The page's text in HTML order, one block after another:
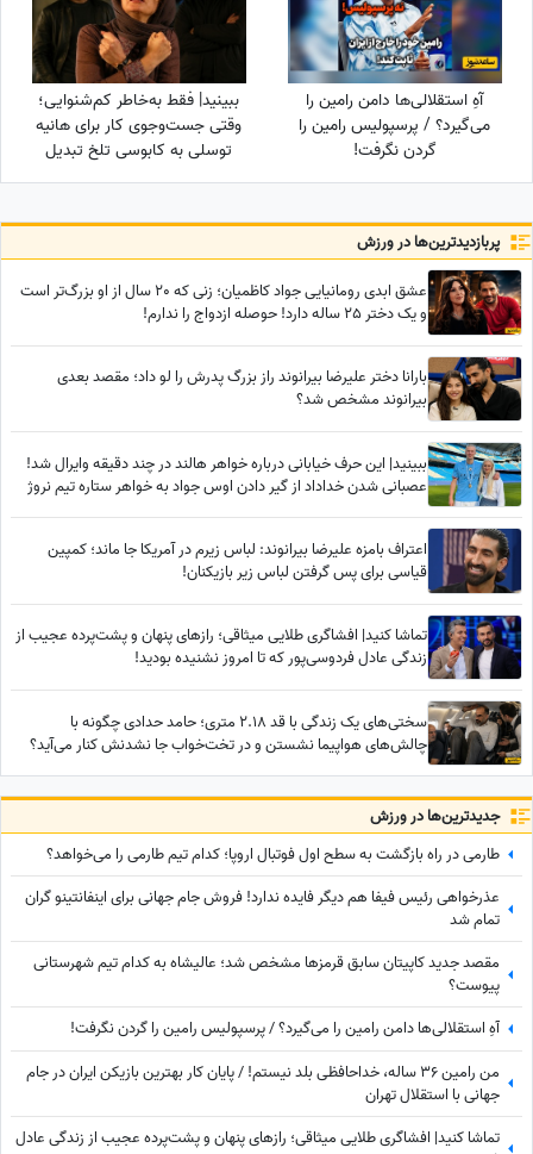
آهِ استقلالی‌ها دامن رامین را
می‌گیرد؟ / پرسپولیس رامین را
گردن نگرفت!
ببینید| فقط به‌خاطر کم‌شنوایی؛
وقتی جست‌وجوی کار برای هانیه
توسلی به کابوسی تلخ تبدیل
می‌شود
پربازدید‌ترین‌ها در ورزش
عشق ابدی رومانیایی جواد کاظمیان؛ زنی که 20 سال از او بزرگ‌تر است
و یک دختر 25 ساله دارد! حوصله ازدواج را ندارم!
بارانا دختر علیرضا بیرانوند راز بزرگ پدرش را لو داد؛ مقصد بعدی
بیرانوند مشخص شد؟
ببینید| این حرف خیابانی درباره خواهر هالند در چند دقیقه وایرال شد!
عصبانی شدن خداداد از گیر دادن اوس جواد به خواهر ستاره تیم نروژ
اعتراف بامزه علیرضا بیرانوند: لباس زیرم در آمریکا جا ماند؛ کمپین
قیاسی برای پس گرفتن لباس‌ زیر بازیکنان!
تماشا کنید| افشاگری طلایی میثاقی؛ رازهای پنهان و پشت‌پرده عجیب از
زندگی عادل فردوسی‌پور که تا امروز نشنیده بودید!
سختی‌های یک زندگی با قد 2.18 متری؛ حامد حدادی چگونه با
چالش‌های هواپیما نشستن و در تخت‌خواب جا نشدنش کنار می‌آید؟
جدید‌ترین‌ها در ورزش
طارمی در راه بازگشت به سطح اول فوتبال اروپا؛ کدام تیم طارمی را می‌خواهد؟
عذرخواهی رئیس فیفا هم دیگر فایده ندارد! فروش جام جهانی برای اینفانتینو گران
تمام شد
مقصد جدید کاپیتان سابق قرمزها مشخص شد؛ عالیشاه به کدام تیم شهرستانی
پیوست؟
آهِ استقلالی‌ها دامن رامین را می‌گیرد؟ / پرسپولیس رامین را گردن نگرفت!
من رامین 36 ساله، خداحافظی بلد نیستم! / پایان کار بهترین بازیکن ایران در جام
جهانی با استقلال تهران
تماشا کنید| افشاگری طلایی میثاقی؛ رازهای پنهان و پشت‌پرده عجیب از زندگی عادل